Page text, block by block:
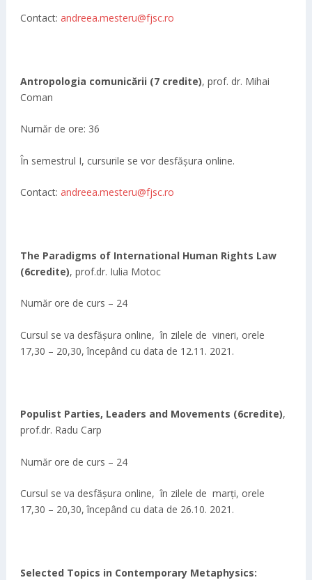
Contact: andreea.mesteru@fjsc.ro
Antropologia comunicării (7 credite), prof. dr. Mihai
Coman
Număr de ore: 36
În semestrul I, cursurile se vor desfășura online.
Contact: andreea.mesteru@fjsc.ro
The Paradigms of International Human Rights Law
(6credite), prof.dr. Iulia Motoc
Număr ore de curs – 24
Cursul se va desfășura online, în zilele de vineri, orele
17,30 – 20,30, începând cu data de 12.11. 2021.
Populist Parties, Leaders and Movements (6credite),
prof.dr. Radu Carp
Număr ore de curs – 24
Cursul se va desfășura online, în zilele de marți, orele
17,30 – 20,30, începând cu data de 26.10. 2021.
Selected Topics in Contemporary Metaphysics: